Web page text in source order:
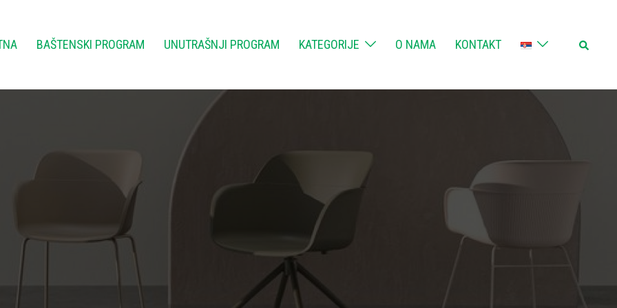
BAŠTENSKI PROGRAM UNUTRAŠNJI PROGRAM KATEGORIJE O NAMA KONTAKT Search